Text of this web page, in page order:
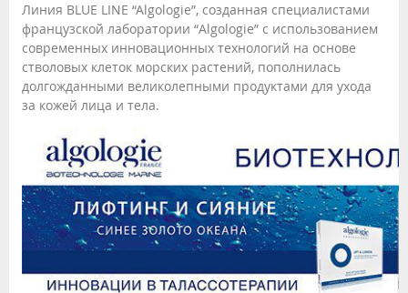
Линия BLUE LINE “Algologie”, созданная специалистами
французской лаборатории “Algologie” c использованием
современных инновационных технологий на основе
стволовых клеток морских растений, пополнилась
долгожданными великолепными продуктами для ухода
за кожей лица и тела.